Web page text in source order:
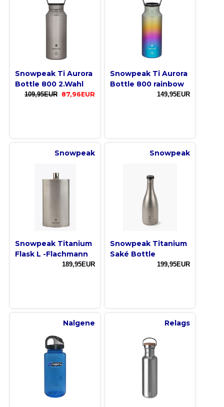
Snowpeak Ti Aurora
Bottle 800 2.Wahl
109,95EUR 87,96EUR
Snowpeak Ti Aurora
Bottle 800 rainbow
149,95EUR
Snowpeak
Snowpeak Titanium
Flask L -Flachmann
189,95EUR
Snowpeak
Snowpeak Titanium
Saké Bottle
199,95EUR
Nalgene Relags